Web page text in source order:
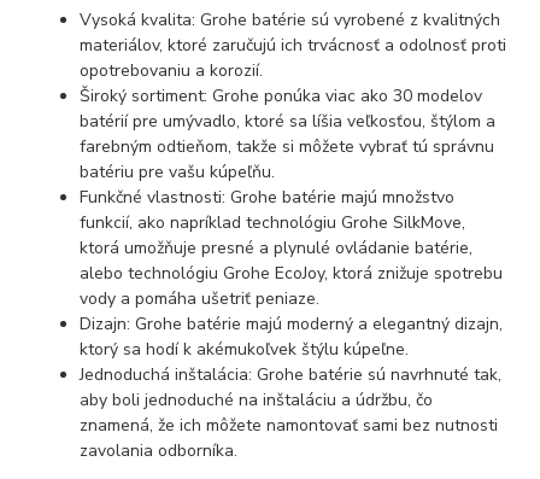
Vysoká kvalita: Grohe batérie sú vyrobené z kvalitných
materiálov, ktoré zaručujú ich trvácnosť a odolnosť proti
opotrebovaniu a korozií.
Široký sortiment: Grohe ponúka viac ako 30 modelov
batérií pre umývadlo, ktoré sa líšia veľkosťou, štýlom a
farebným odtieňom, takže si môžete vybrať tú správnu
batériu pre vašu kúpeľňu.
Funkčné vlastnosti: Grohe batérie majú množstvo
funkcií, ako napríklad technológiu Grohe SilkMove,
ktorá umožňuje presné a plynulé ovládanie batérie,
alebo technológiu Grohe EcoJoy, ktorá znižuje spotrebu
vody a pomáha ušetriť peniaze.
Dizajn: Grohe batérie majú moderný a elegantný dizajn,
ktorý sa hodí k akémukoľvek štýlu kúpeľne.
Jednoduchá inštalácia: Grohe batérie sú navrhnuté tak,
aby boli jednoduché na inštaláciu a údržbu, čo
znamená, že ich môžete namontovať sami bez nutnosti
zavolania odborníka.